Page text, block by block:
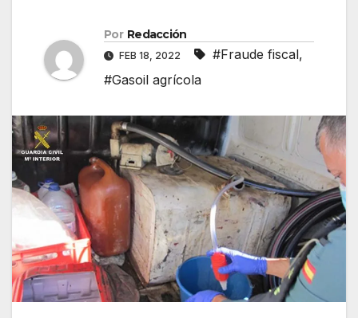
Por Redacción
FEB 18, 2022 #Fraude fiscal,
#Gasoil agrícola